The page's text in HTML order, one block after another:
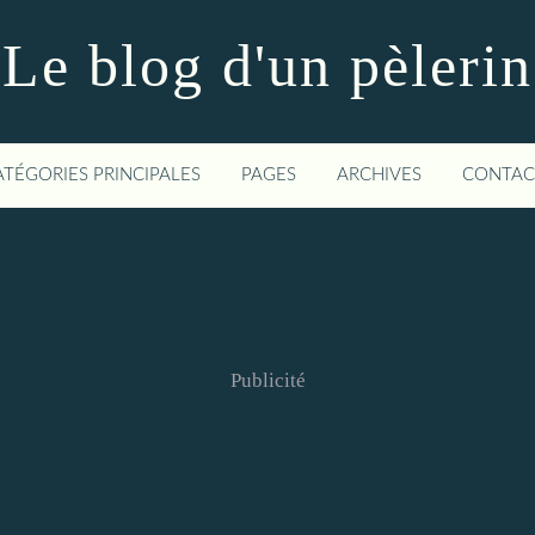
Le blog d'un pèlerin
PRINCIPALES PAGES ARCHIVES
Publicité